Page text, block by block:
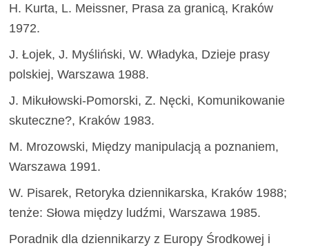
H. Kurta, L. Meissner, Prasa za granicą, Kraków
1972.
J. Łojek, J. Myśliński, W. Władyka, Dzieje prasy
polskiej, Warszawa 1988.
J. Mikułowski-Pomorski, Z. Nęcki, Komunikowanie
skuteczne?, Kraków 1983.
M. Mrozowski, Między manipulacją a poznaniem,
Warszawa 1991.
W. Pisarek, Retoryka dziennikarska, Kraków 1988;
tenże: Słowa między ludźmi, Warszawa 1985.
Poradnik dla dziennikarzy z Europy Środkowej i